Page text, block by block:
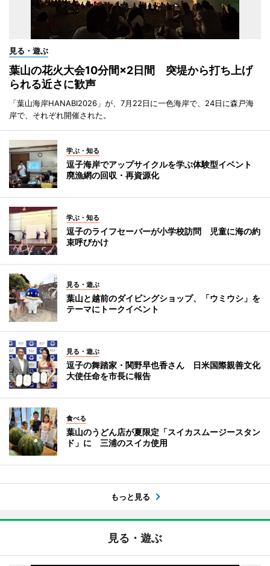
見る・遊ぶ
葉山の花火大会10分間×2日間 突堤から打ち上げ
られる近さに歓声
「葉山海岸HANABI2026」が、7月22日に一色海岸で、24日に森戸海
岸で、それぞれ開催された。
学ぶ・知る
逗子海岸でアップサイクルを学ぶ体験型イベント
廃漁網の回収・再資源化
学ぶ・知る
逗子のライフセーバーが小学校訪問 児童に海の約
束呼びかけ
見る・遊ぶ
葉山と越前のダイビングショップ、「ウミウシ」を
テーマにトークイベント
見る・遊ぶ
逗子の舞踏家・関野早也香さん 日米国際親善文化
大使任命を市長に報告
食べる
葉山のうどん店が夏限定「スイカスムージースタン
ド」に 三浦のスイカ使用
もっと見る
見る・遊ぶ